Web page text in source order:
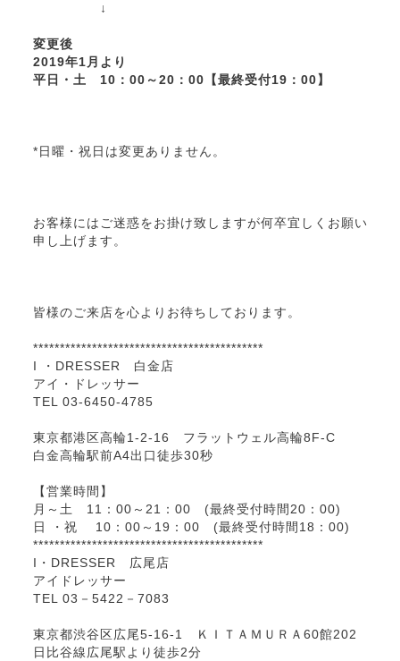
↓
変更後
2019年1月より
平日・土 10：00～20：00【最終受付19：00】
*日曜・祝日は変更ありません。
お客様にはご迷惑をお掛け致しますが何卒宜しくお願い
申し上げます。
皆様のご来店を心よりお待ちしております。
*******************************************
I ・DRESSER 白金店
アイ・ドレッサー
TEL 03-6450-4785
東京都港区高輪1-2-16 フラットウェル高輪8F-C
白金高輪駅前A4出口徒歩30秒
【営業時間】
月～土 11：00～21：00 (最終受付時間20：00)
日 ・祝 10：00～19：00 (最終受付時間18：00)
*******************************************
I・DRESSER 広尾店
アイドレッサー
TEL 03－5422－7083
東京都渋谷区広尾5-16-1 ＫＩＴＡＭＵＲＡ60館202
日比谷線広尾駅より徒歩2分